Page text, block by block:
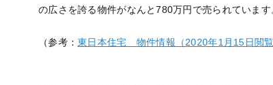
の広さを誇る物件がなんと780万円で売られています
（参考：東日本住宅 物件情報（2020年1月15日閲覧